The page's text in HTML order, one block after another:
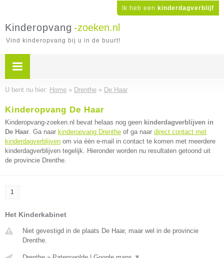
Ik heb een kinderdagverblijf
Kinderopvang -zoeken.nl
Vind kinderopvang bij u in de buurt!
U bent nu hier: Home » Drenthe » De Haar
Kinderopvang De Haar
Kinderopvang-zoeken.nl bevat helaas nog geen kinderdagverblijven in
De Haar. Ga naar kinderopvang Drenthe of ga naar direct contact met
kinderdagverblijven om via één e-mail in contact te komen met meerdere
kinderdagverblijven tegelijk. Hieronder worden nu resultaten getoond uit
de provincie Drenthe.
1
Het Kinderkabinet
Niet gevestigd in de plaats De Haar, maar wel in de provincie
Drenthe.